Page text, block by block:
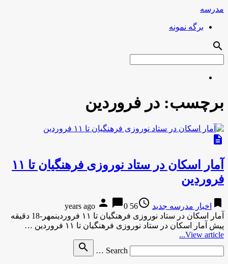
مدرسه
برگه نمونه
search
برچسب: در فروردین
description
آمار اسکان در ستاد نوروزی فرهنگیان تا ۱۱
فروردین
bookmark اخبار مدرسه جدید access_time
56 years ago
person chat_bubble0
آمار اسکان در ستاد نوروزی فرهنگیان تا ۱۱ فروردینمهر-18 دقیقه
پیش آمار اسکان در ستاد نوروزی فرهنگیان تا ۱۱ فروردین …
View article...
Search …
search